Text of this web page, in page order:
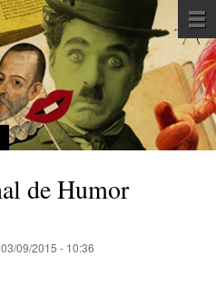
Pasar
al
contenido
principal
de Humor
09/2015 - 10:36